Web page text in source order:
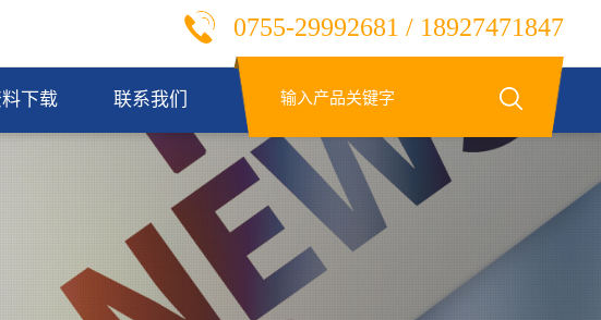
0755-29992681 / 18927471847
下载 联系我们